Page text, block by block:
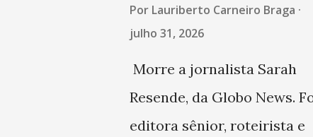
Por Lauriberto Carneiro Braga
julho 31, 2026
Morre a jornalista Sarah
Resende, da Globo News.
editora sênior, roteirista e